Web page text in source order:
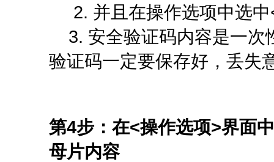
2. 并且在操作选项中选中
3. 安全验证码内容是一次
验证码一定要保存好，丢失
第4步：在<操作选项>界面
母片内容